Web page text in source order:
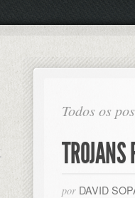
Todos os
por DAVID